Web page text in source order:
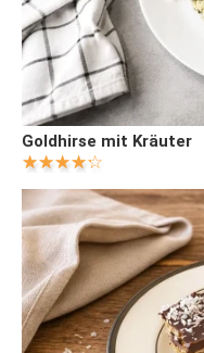
Goldhirse mit Kräuter